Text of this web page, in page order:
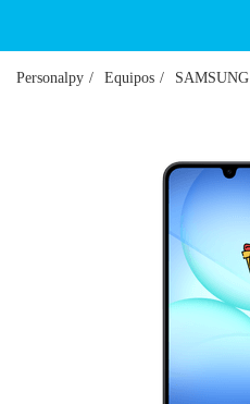
Personalpy Equipos SAMSUNG